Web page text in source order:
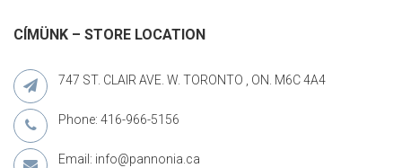
CÍMÜNK – STORE LOCATION
747 ST. CLAIR AVE. W. TORONTO , ON. M6C 4A4
Phone: 416-966-5156
Email: info@pannonia.ca